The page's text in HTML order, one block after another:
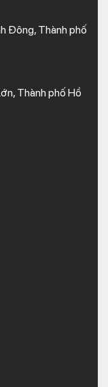
Đông, Thành phố
Thành phố Hồ